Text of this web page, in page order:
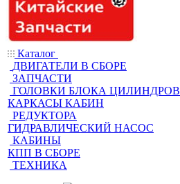
Каталог
ДВИГАТЕЛИ В СБОРЕ
ЗАПЧАСТИ
ГОЛОВКИ БЛОКА ЦИЛИНДРОВ
КАРКАСЫ КАБИН
РЕДУКТОРА
ГИДРАВЛИЧЕСКИЙ НАСОС
КАБИНЫ
КПП В СБОРЕ
ТЕХНИКА